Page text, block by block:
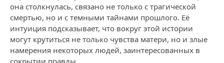
она столкнулась, связано не только с трагической
смертью, но и с темными тайнами прошлого. Её
интуиция подсказывает, что вокруг этой истории
могут крутиться не только чувства матери, но и злые
намерения некоторых людей, заинтересованных в
сокрытии правды.